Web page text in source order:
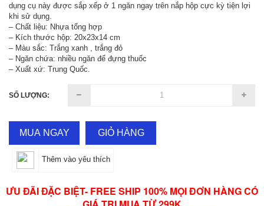
dụng cụ này được sắp xếp ở 1 ngăn ngay trên nắp hộp cực kỳ tiện lợi
khi sử dụng.
– Chất liệu: Nhựa tổng hợp
– Kích thước hộp: 20x23x14 cm
– Màu sắc: Trắng xanh , trắng đỏ
– Ngăn chứa: nhiều ngăn để đựng thuốc
– Xuất xứ: Trung Quốc.
SỐ LƯỢNG:
MUA NGAY GIỎ HÀNG
Thêm vào yêu thích
ƯU ĐÃI ĐẶC BIỆT- FREE SHIP 100% MỌI ĐƠN HÀNG CÓ